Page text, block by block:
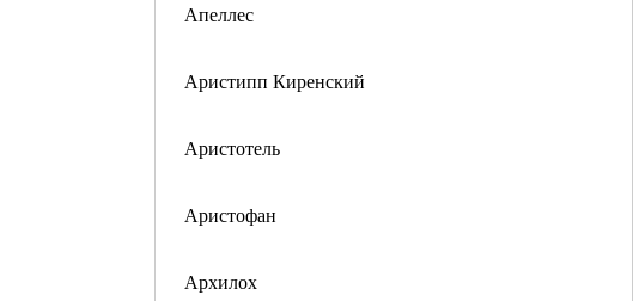
Апеллес
Аристипп Киренский
Аристотель
Аристофан
Архилох